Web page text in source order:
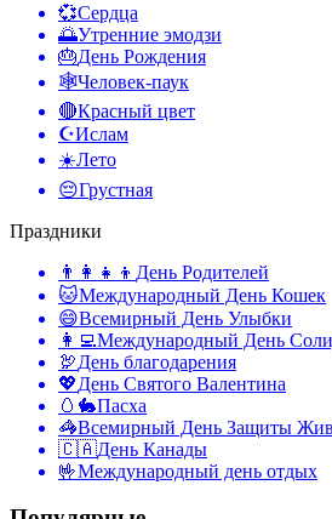
💞Сердца
🌅Утренние эмодзи
🎂День Рождения
🕸️Человек-паук
🔴Красный цвет
☪️Ислам
☀️Лето
😔Грустная
Праздники
👨‍👩‍👧‍👦 День Родителей
🐱Международный День Кошек
😄Всемирный День Улыбки
👩‍💻Международный День
🦃День благодарения
💖День Святого Валентина
🥚🐇Пасха
🦓Всемирный День Защиты
🇨🇦День Канады
🤟Международный день отдых